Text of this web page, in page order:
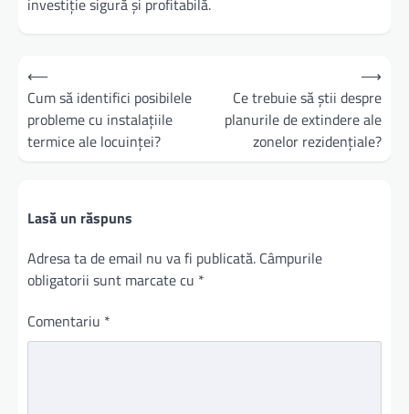
investiție sigură și profitabilă.
Navigare
în
articole
⟵
Cum să identifici posibilele
probleme cu instalațiile
termice ale locuinței?
Ce trebuie să știi despre
planurile de extindere ale
zonelor rezidențiale?
⟶
Lasă un răspuns
Adresa ta de email nu va fi publicată. Câmpurile
obligatorii sunt marcate cu *
Comentariu *